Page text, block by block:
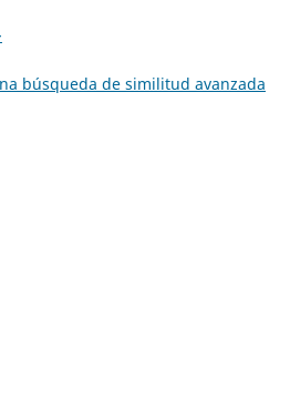
búsqueda de similitud avanzada